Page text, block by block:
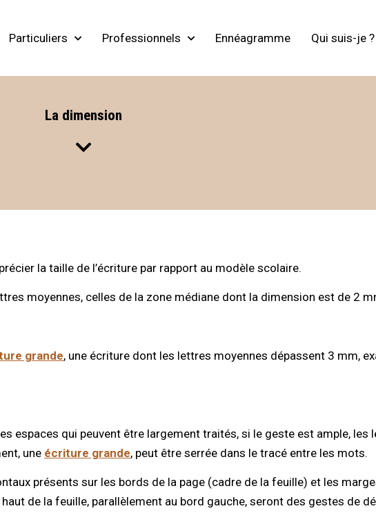
Particuliers Professionnels Ennéagramme Qui suis-je ?
La dimension
la taille de l’écriture par rapport au modèle scolaire.
moyennes, celles de la zone médiane dont la dimension est de 2
grande, une écriture dont les lettres moyennes dépassent 3 mm,
espaces qui peuvent être largement traités, si le geste est ample, les
une écriture grande, peut être serrée dans le tracé entre les mots.
présents sur les bords de la page (cadre de la feuille) et les
de la feuille, parallèlement au bord gauche, seront des gestes de